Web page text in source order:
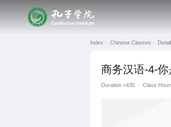
Index · Chinese Classes ·
商务汉语-4-你
Duration>435 · Class